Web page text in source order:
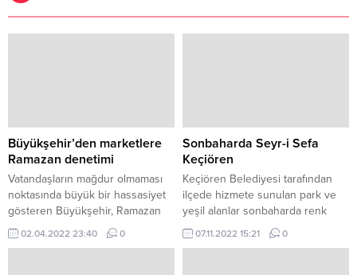
Büyükşehir’den marketlere
Ramazan denetimi
Vatandaşların mağdur olmaması
noktasında büyük bir hassasiyet
gösteren Büyükşehir, Ramazan
ayı ile birlikte market
denetimlerine ağırlık verdi
02.04.2022 23:40 0
Sonbaharda Seyr-i Sefa
Keçiören
Keçiören Belediyesi tarafından
ilçede hizmete sunulan park ve
yeşil alanlar sonbaharda renk
cümbüşüne dönüştü.
07.11.2022 15:21 0